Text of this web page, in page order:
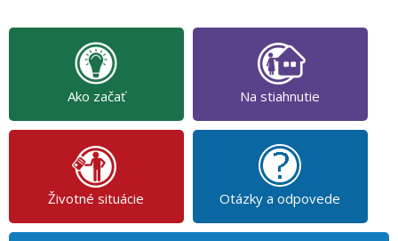
Ako začať Na stiahnutie
Životné situácie Otázky a odpovede